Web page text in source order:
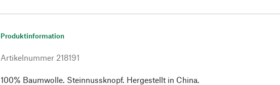
Produktinformation
Artikelnummer 218191
100% Baumwolle. Steinnussknopf. Hergestellt in China.